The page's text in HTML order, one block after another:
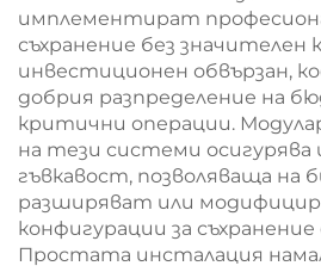
имплементират
съхранение без значителен
инвестиционен обвързан,
добрия разпределение на
критични операции.
на тези системи осигурява
гъвкавост, позволяваща на
разширяват или
конфигурации за
Простата инсталация